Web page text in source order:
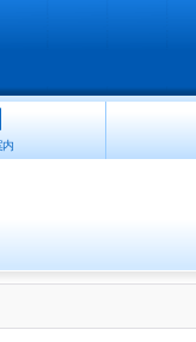
内